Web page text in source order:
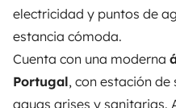
electricidad y puntos de
estancia cómoda.
Cuenta con una moderna
Portugal, con estación
aguas grises y sanitarias.